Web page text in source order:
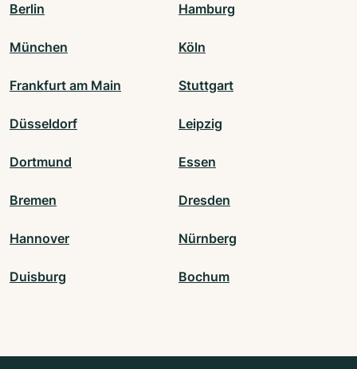
Berlin Hamburg
München Köln
Frankfurt am Main Stuttgart
Düsseldorf Leipzig
Dortmund Essen
Bremen Dresden
Hannover Nürnberg
Duisburg Bochum